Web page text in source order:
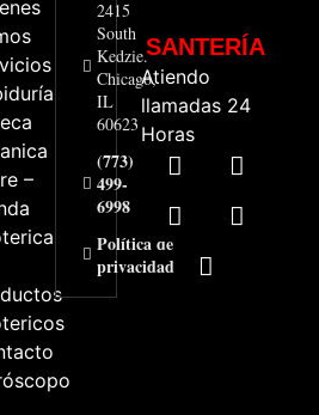
–
2415
South
Kedzie.
Chicago,
IL
60623
(773)
499-
6998
Política de
privacidad
SANTERÍA
Atiendo
llamadas 24
Horas